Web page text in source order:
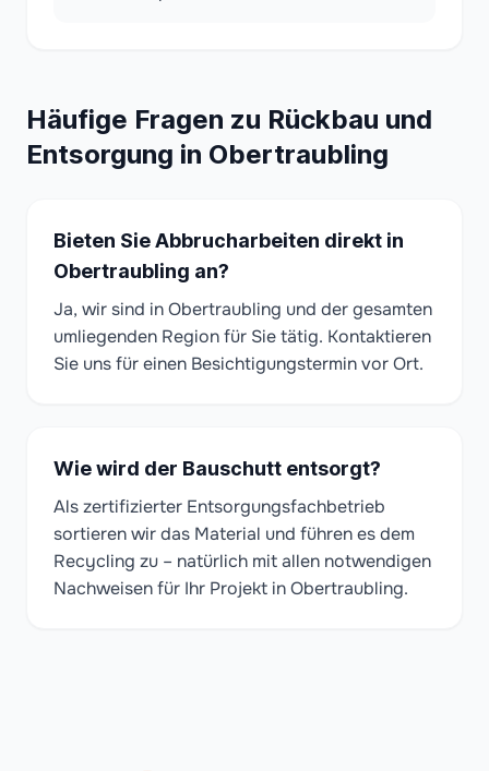
Häufige Fragen zu Rückbau und
Entsorgung in Obertraubling
Bieten Sie Abbrucharbeiten direkt in
Obertraubling an?
Ja, wir sind in Obertraubling und der gesamten
umliegenden Region für Sie tätig. Kontaktieren
Sie uns für einen Besichtigungstermin vor Ort.
Wie wird der Bauschutt entsorgt?
Als zertifizierter Entsorgungsfachbetrieb
sortieren wir das Material und führen es dem
Recycling zu – natürlich mit allen notwendigen
Nachweisen für Ihr Projekt in Obertraubling.